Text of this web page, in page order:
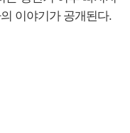
이야기가 공개된다.